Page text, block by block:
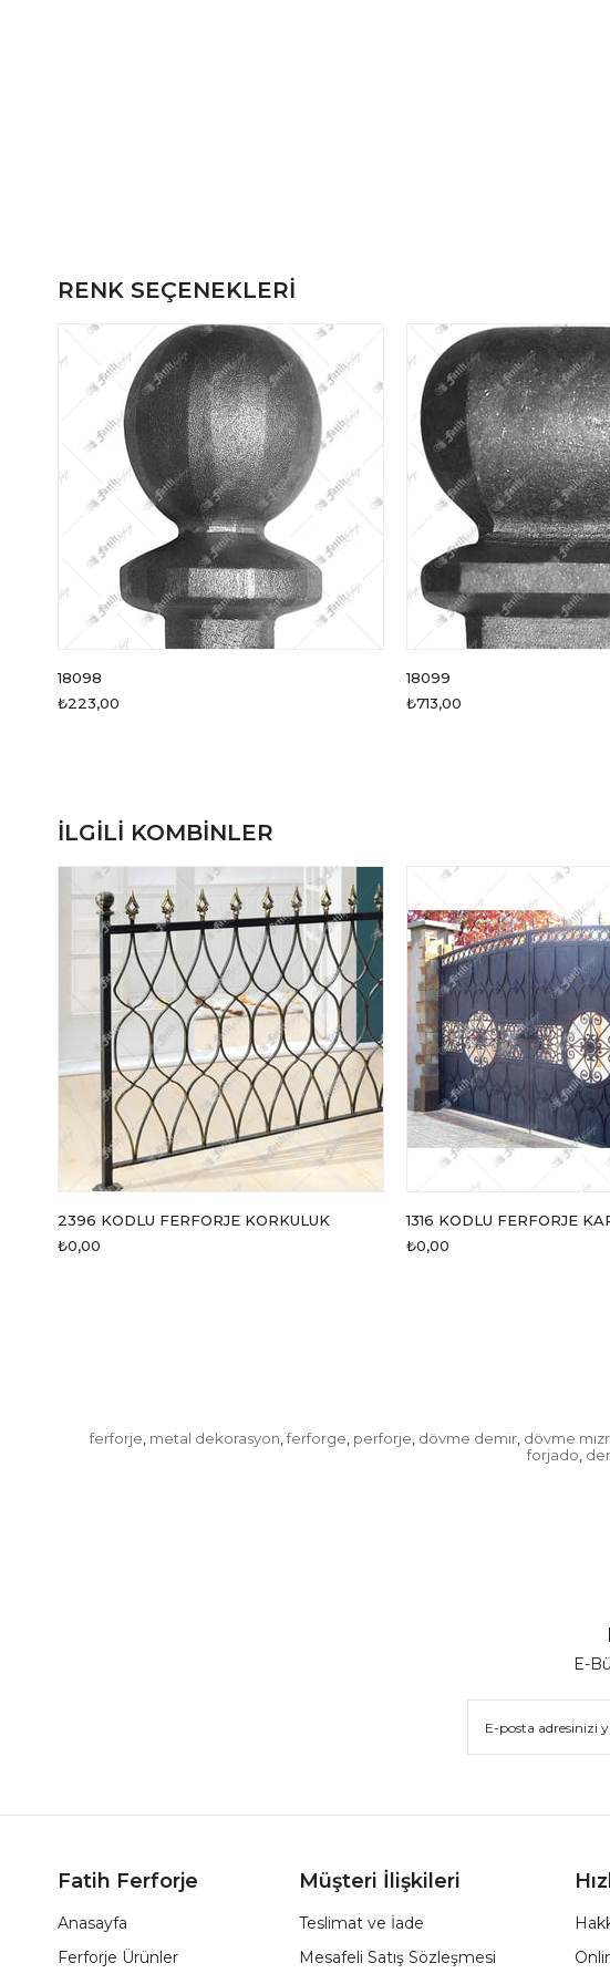
RENK SEÇENEKLERI
18098
₺223,00
18099
₺713,00
İLGILI KOMBINLER
2396 KODLU FERFORJE KORKULUK
₺0,00
1316 KODLU FERFORJE
₺0,00
ferforje, metal dekorasyon, ferforge, perforje, dövme demir, dövme
forjado,
E-
Fatih Ferforje
Anasayfa
Ferforje Ürünler
Müşteri İlişkileri
Teslimat ve İade
Mesafeli Satış Sözleşmesi